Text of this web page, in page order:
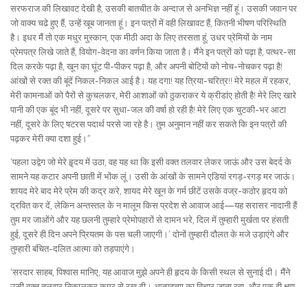
सरफराज की लिखावट देखी है, उसकी बातचीत के अन्दाज से अनभिज्ञ नहीं हूं। उसकी जवान पर
जो वाक्य चढे हुए हैं, उन्हें खूब जानता हूं। इन पत्रों में वही लिखावट हैं, कितनी भीषण परिस्थिति
है। इधर मैं तो एक मधुर मुस्कान, एक मीठी अदा के लिए तरसता हूं, उधर प्रेमियों के नाम
प्रेमपत्र लिखे जाते हैं, वियोग-वेदना का वर्णन किया जाता है। मैंने इन पत्रों को पढ़ा है, पत्थर-सा
दिल करके पढ़ा है, खून का घूंट पी-पीकर पढ़ा है, और अपनी बोटियों को नोच-नोचकर पढ़ा है!
आंखों से रक्त की बूंदें निकल-निकल आई है। यह दगा! यह त्रिया-चरित्र!! मेरे महल में रहकर,
मेरी कामनाओं को पैरों से कुचलकर, मेरी आशाओं को ठुकराकर ये क्रीडांए होती है! मेरे लिए खारे
पानी की एक बूंद भी नहीं, दूसरे पर सुधा-जल की वर्षा हो रही है! मेरे लिए एक चुटकी-भर आटा
नहीं, दूसरे के लिए षटरस पदार्थ परसे जा रहे है। तुम अनुमान नहीं कर सकते कि इन पत्रों की
पढ़कर मेरी क्या दशा हुई।”
‘पहला उद्वेग जो मेरे हॄदय में उठा, वह यह था कि इसी वक्त तलवार लेकर जाऊं और उस बेदर्द के
सामने यह कटार अपनी छाती में भोंक लूं। उसी के आंखों के सामने एडियां रगड़-रगड़ मर जाऊं।
शायद मेरे बाद मेरे प्रेम की कद्र करे, शायद मेरे खून के गर्म छीटें उसके वज्र-कठोर हृदय को
द्रवित कर दें, लेकिन अन्तस्तल के न मालूम किस प्रदेश से आवाज आई—यह सरासर नादानी हैं
तुम मर जाओंगे और यह छलनी तुम्हारे प्रेमोपहारों से दामन भरे, दिल में तुम्हारी मुर्खता पर हंसती
हुई, दूसरे ही दिन अपने प्रियतम के पस चली जाएगी।’ दोनों तुम्हारी दौलत के मजे उड़ाएंगे और
तुम्हारी बंचित-दलित आत्मा को तड़पाएंगे।
‘सरदार साहब, पिश्वास मानिए, यह आवाज मुझे अपने ही हृदय के किसी स्थल से सुनाई दी। मैंने